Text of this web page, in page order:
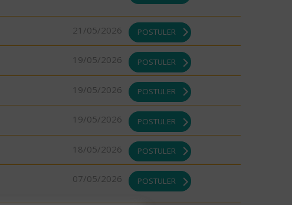
21/05/2026 POSTULER
19/05/2026 POSTULER
19/05/2026 POSTULER
19/05/2026 POSTULER
18/05/2026 POSTULER
07/05/2026 POSTULER